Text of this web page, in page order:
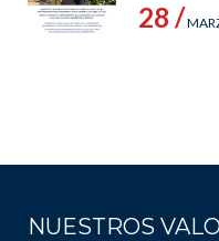
28 /
NUESTROS